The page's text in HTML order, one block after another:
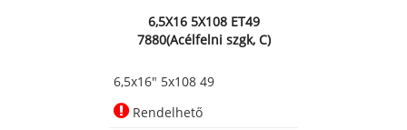
6,5X16 5X108 ET49
7880(Acélfelni szgk, C)
6,5x16" 5x108 49
Rendelhető